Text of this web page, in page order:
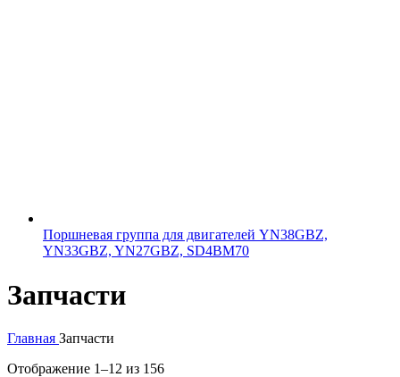
Поршневая группа для двигателей YN38GBZ,
YN33GBZ, YN27GBZ, SD4BM70
Запчасти
Главная Запчасти
Отображение 1–12 из 156